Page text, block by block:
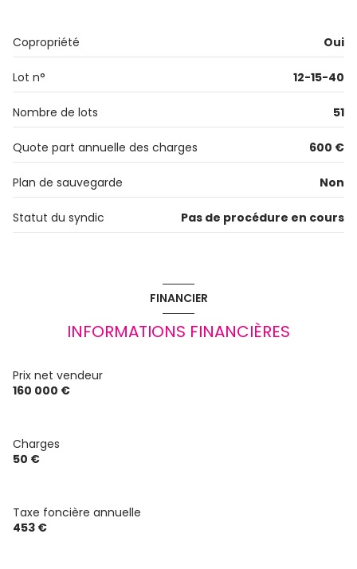
exposition Sud
2 étage(s)
cave
balcon
Copropriété Oui
Lot n° 12-15-40
Nombre de lots 51
Quote part annuelle des charges 600 €
Plan de sauvegarde Non
Statut du syndic Pas de procédure en cours
FINANCIER
INFORMATIONS FINANCIÈRES
Prix net vendeur
160 000 €
Charges
50 €
Taxe foncière annuelle
453 €